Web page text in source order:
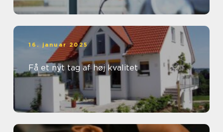
16. januar 2025
Få et nyt tag af høj kvalitet